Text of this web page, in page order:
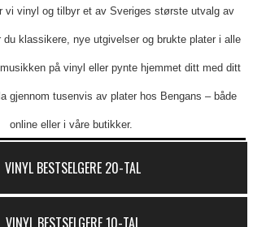
vi vinyl og tilbyr et av Sveriges største utvalg av
du klassikere, nye utgivelser og brukte plater i alle
på vinyl eller pynte hjemmet ditt med ditt
gjennom tusenvis av plater hos Bengans – både
online eller i våre butikker.
VINYL BESTSELGERE 20-TAL
VINYL BESTSELGERE 10-TAL